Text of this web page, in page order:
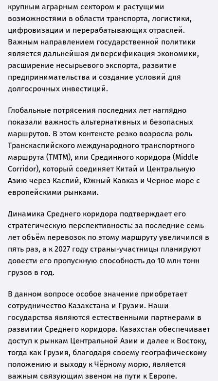
крупным аграрным сектором и растущими
возможностями в области транспорта, логистики,
цифровизации и перерабатывающих отраслей.
Важным направлением государственной политики
является дальнейшая диверсификация экономики,
расширение несырьевого экспорта, развитие
предпринимательства и создание условий для
долгосрочных инвестиций.
Глобальные потрясения последних лет наглядно
показали важность альтернативных и безопасных
маршрутов. В этом контексте резко возросла роль
Транскаспийского международного транспортного
маршрута (ТМТМ), или Срединного коридора (Middle
Corridor), который соединяет Китай и Центральную
Азию через Каспий, Южный Кавказ и Черное море с
европейскими рынками.
Динамика Среднего коридора подтверждает его
стратегическую перспективность: за последние семь
лет объём перевозок по этому маршруту увеличился в
пять раз, а к 2027 году страны-участницы планируют
довести его пропускную способность до 10 млн тонн
грузов в год.
В данном вопросе особое значение приобретает
сотрудничество Казахстана и Грузии. Наши
государства являются естественными партнерами в
развитии Среднего коридора. Казахстан обеспечивает
доступ к рынкам Центральной Азии и далее к Востоку,
тогда как Грузия, благодаря своему географическому
положению и выходу к Чёрному морю, является
важным связующим звеном на пути к Европе.